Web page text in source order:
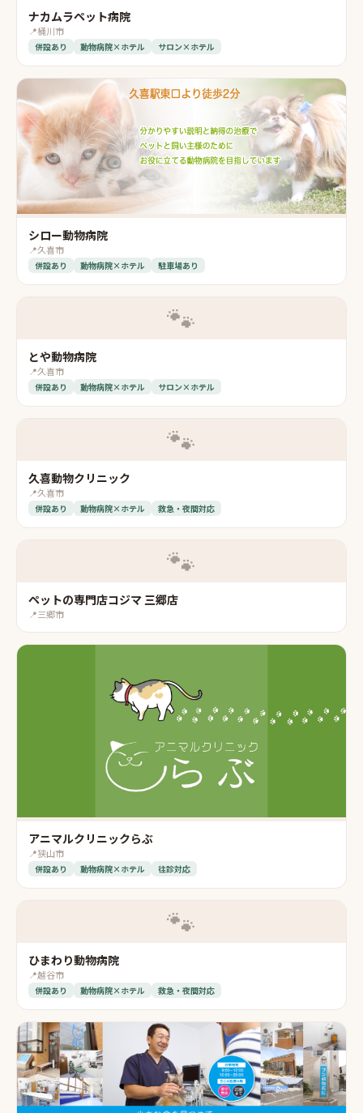
ナカムラペット病院
📍桶川市
併設あり 動物病院×ホテル サロン×ホテル
シロー動物病院
📍久喜市
併設あり 動物病院×ホテル 駐車場あり
🐾
とや動物病院
📍久喜市
併設あり 動物病院×ホテル サロン×ホテル
🐾
久喜動物クリニック
📍久喜市
併設あり 動物病院×ホテル 救急・夜間対応
🐾
ペットの専門店コジマ 三郷店
📍三郷市
アニマルクリニックらぶ
📍狭山市
併設あり 動物病院×ホテル 往診対応
🐾
ひまわり動物病院
📍越谷市
併設あり 動物病院×ホテル 救急・夜間対応